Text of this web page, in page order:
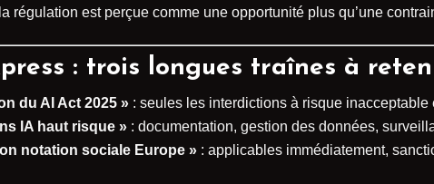
régulation est perçue comme une opportunité plus qu’une
: trois longues traînes à
du AI Act 2025 » : seules les interdictions à risque
IA haut risque » : documentation, gestion des données,
notation sociale Europe » : applicables immédiatement,